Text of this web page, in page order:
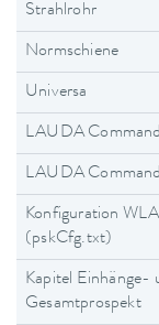
Strahlrohr
Normschiene
Universa
LAUDA
LAUDA
Konfiguration
(pskCfg.txt)
Kapitel Einhänge-
Gesamtprospekt